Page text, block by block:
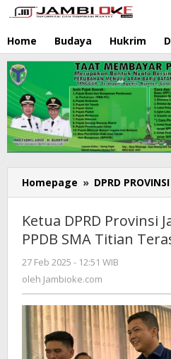
Lewati
ke
konten
Home Budaya Hukrim
Homepage » DPRD
Ketua DPRD Provinsi
PPDB SMA Titian
27 Feb 2025 - 12:51 WIB
oleh Jambioke.com